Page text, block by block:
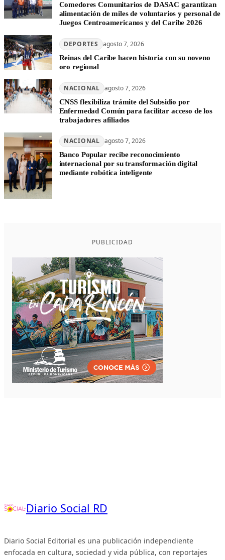
Comedores Comunitarios de DASAC garantizan
alimentación de miles de voluntarios y personal de
Juegos Centroamericanos y del Caribe 2026
DEPORTES agosto 7, 2026
Reinas del Caribe hacen historia con su noveno
oro regional
NACIONAL agosto 7, 2026
CNSS flexibiliza trámite del Subsidio por
Enfermedad Común para facilitar acceso de los
trabajadores afiliados
NACIONAL agosto 7, 2026
Banco Popular recibe reconocimiento
internacional por su transformación digital
mediante robótica inteligente
PUBLICIDAD
Diario Social RD
Diario Social Editorial es una publicación independiente
enfocada en cultura, sociedad y vida pública, con reportajes